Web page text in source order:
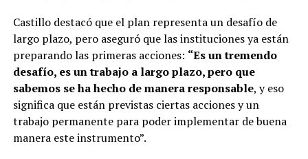
Castillo destacó que el plan representa un desafío de
largo plazo, pero aseguró que las instituciones ya están
preparando las primeras acciones: “Es un tremendo
desafío, es un trabajo a largo plazo, pero que
sabemos se ha hecho de manera responsable, y eso
significa que están previstas ciertas acciones y un
trabajo permanente para poder implementar de buena
manera este instrumento”.